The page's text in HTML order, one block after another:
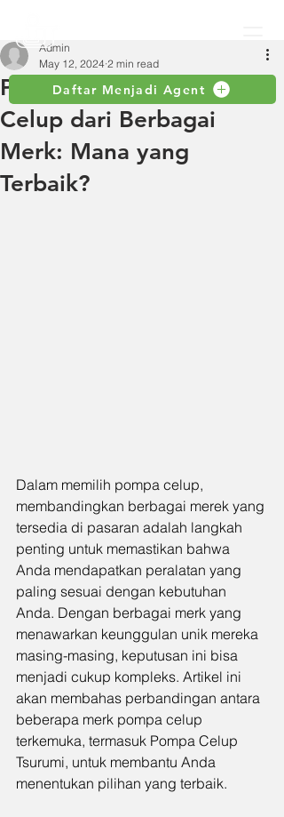
Daftar Menjadi Agent
Perbandingan Pompa
Celup dari Berbagai
Merk: Mana yang
Terbaik?
Admin
May 12, 2024 2 min read
Dalam memilih pompa celup,
membandingkan berbagai merek yang
tersedia di pasaran adalah langkah
penting untuk memastikan bahwa
Anda mendapatkan peralatan yang
paling sesuai dengan kebutuhan
Anda. Dengan berbagai merk yang
menawarkan keunggulan unik mereka
masing-masing, keputusan ini bisa
menjadi cukup kompleks. Artikel ini
akan membahas perbandingan antara
beberapa merk pompa celup
terkemuka, termasuk Pompa Celup
Tsurumi, untuk membantu Anda
menentukan pilihan yang terbaik.